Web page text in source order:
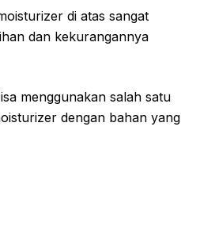
di atas sangat
dan kekurangannya
menggunakan salah satu
dengan bahan yang